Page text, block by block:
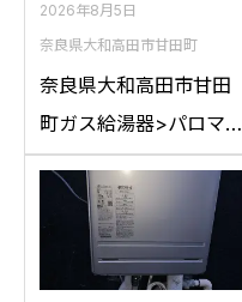
2026年8月5日
奈良県大和高田市甘田町
奈良県大和高田市甘田
町ガス給湯器>パロマ交
換工事施工事例：リン
ナイRFS-A2400SAか
らパロマFH-
E2422SARLへの交換